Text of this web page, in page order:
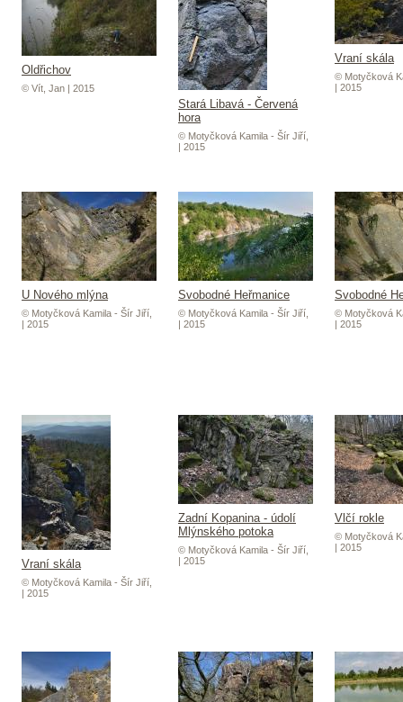
Oldřichov
© Vít, Jan | 2015
Stará Libavá - Červená
hora
© Motyčková Kamila - Šír Jiří,
| 2015
Vraní skála
© Motyčková
| 2015
U Nového mlýna
© Motyčková Kamila - Šír Jiří,
| 2015
Svobodné Heřmanice
© Motyčková Kamila - Šír Jiří,
| 2015
Svobodné
© Motyčková
| 2015
Vraní skála
© Motyčková Kamila - Šír Jiří,
| 2015
Zadní Kopanina - údolí
Mlýnského potoka
© Motyčková Kamila - Šír Jiří,
| 2015
Vlčí rokle
© Motyčková
| 2015